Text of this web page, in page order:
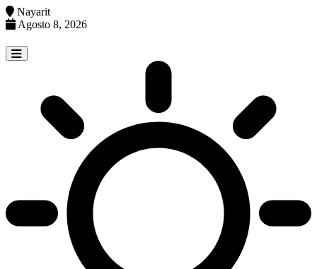
Nayarit
Agosto 8, 2026
to
content